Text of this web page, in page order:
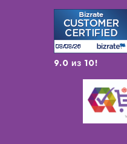
9.0 из 10!